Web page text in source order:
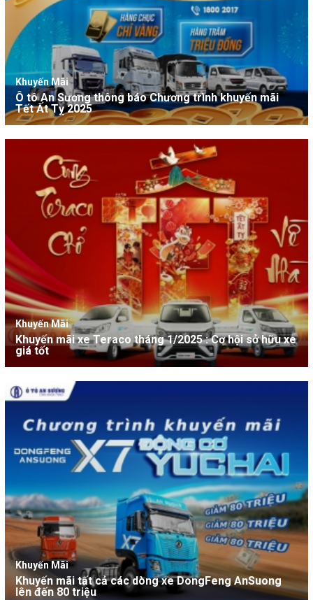
Khuyến Mãi
Ô tô An Sương thông báo Chương trình khuyến mãi
Tết Ất Tỵ 2025
Khuyến Mãi
Khuyến mãi xe Teraco tháng 1/2025 : Cơ hội sở hữu xe
giá tốt
Khuyến Mãi
Khuyến mãi tất cả các dòng xe DongFeng AnSuong
lên đến 80 triệu